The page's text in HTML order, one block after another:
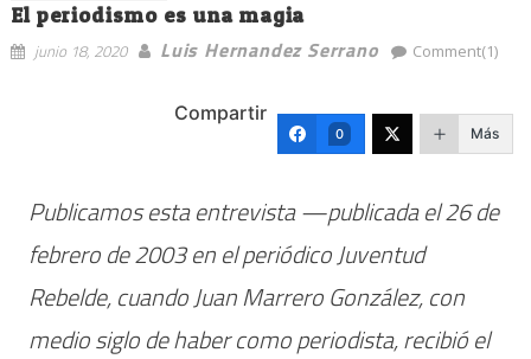
El periodismo es una magia
junio 18, 2020 Luis Hernandez Serrano Comment(1)
Compartir
0 Más
Publicamos esta entrevista —publicada el 26 de
febrero de 2003 en el periódico Juventud
Rebelde, cuando Juan Marrero González, con
medio siglo de haber como periodista, recibió el